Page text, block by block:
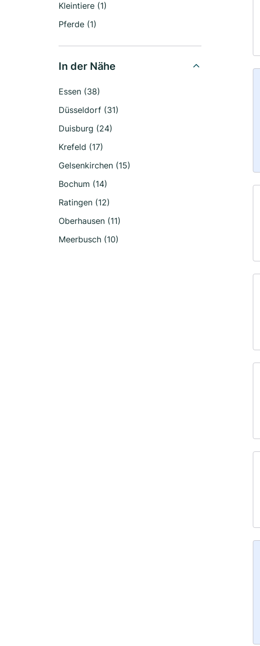
Kleintiere (1)
Pferde (1)
In der Nähe
Essen (38)
Düsseldorf (31)
Duisburg (24)
Krefeld (17)
Gelsenkirchen (15)
Bochum (14)
Ratingen (12)
Oberhausen (11)
Meerbusch (10)